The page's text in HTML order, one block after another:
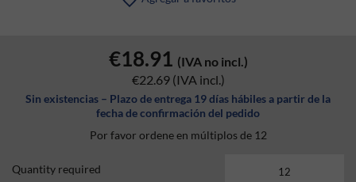
€18.91 (IVA no incl.)
€22.69 (IVA incl.)
Sin existencias – Plazo de entrega 19 días hábiles a partir de la
fecha de confirmación del pedido
Por favor ordene en múltiplos de 12
Quantity required